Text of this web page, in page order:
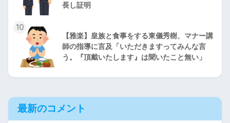
長し証明
10
【雅楽】皇族と食事をする東儀秀樹、マナー講
師の指導に言及「いただきますってみんな言
う。『頂戴いたします』は聞いたこと無い」
最新のコメント